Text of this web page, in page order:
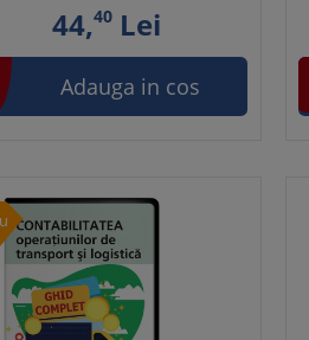
44,40Lei
Adauga in cos